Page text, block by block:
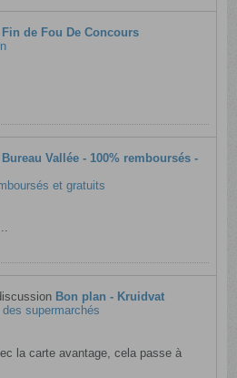
Fin de Fou De Concours
Bureau Vallée - 100% remboursés -
et gratuits
Bon plan - Kruidvat
supermarchés
la carte avantage, cela passe à